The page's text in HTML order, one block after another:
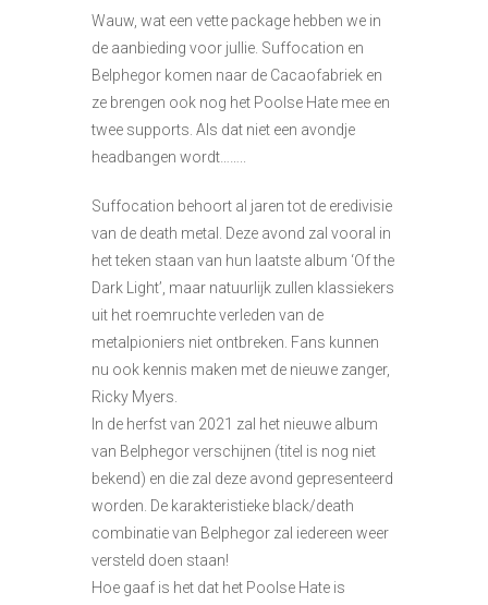
Wauw, wat een vette package hebben we in
de aanbieding voor jullie. Suffocation en
Belphegor komen naar de Cacaofabriek en
ze brengen ook nog het Poolse Hate mee en
twee supports. Als dat niet een avondje
headbangen wordt……..
Suffocation behoort al jaren tot de eredivisie
van de death metal. Deze avond zal vooral in
het teken staan van hun laatste album ‘Of the
Dark Light’, maar natuurlijk zullen klassiekers
uit het roemruchte verleden van de
metalpioniers niet ontbreken. Fans kunnen
nu ook kennis maken met de nieuwe zanger,
Ricky Myers.
In de herfst van 2021 zal het nieuwe album
van Belphegor verschijnen (titel is nog niet
bekend) en die zal deze avond gepresenteerd
worden. De karakteristieke black/death
combinatie van Belphegor zal iedereen weer
versteld doen staan!
Hoe gaaf is het dat het Poolse Hate is